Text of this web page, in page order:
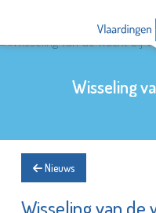
Wisseling
Nieuws
Wisseling van de